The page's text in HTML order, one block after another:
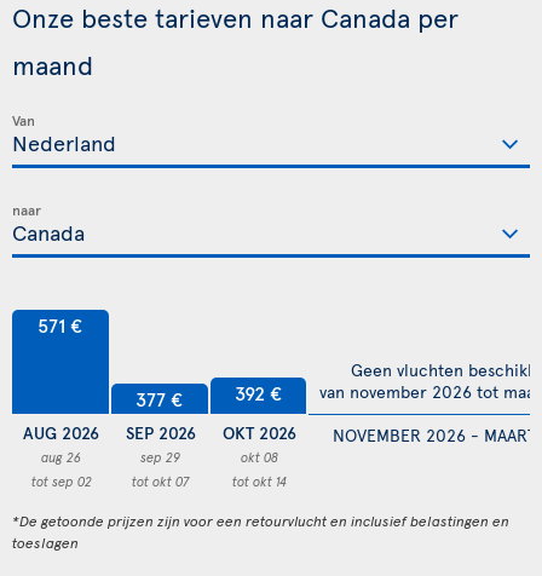
Onze beste tarieven naar Canada per
maand
Van
naar
571 €
AUG 2026
aug 26
tot sep 02
377 €
SEP 2026
sep 29
tot okt 07
392 €
OKT 2026
okt 08
tot okt 14
NOVEMBER 2026 -
Geen vluchten
van november 2026 tot
*De getoonde prijzen zijn voor een retourvlucht en inclusief belastingen en
toeslagen